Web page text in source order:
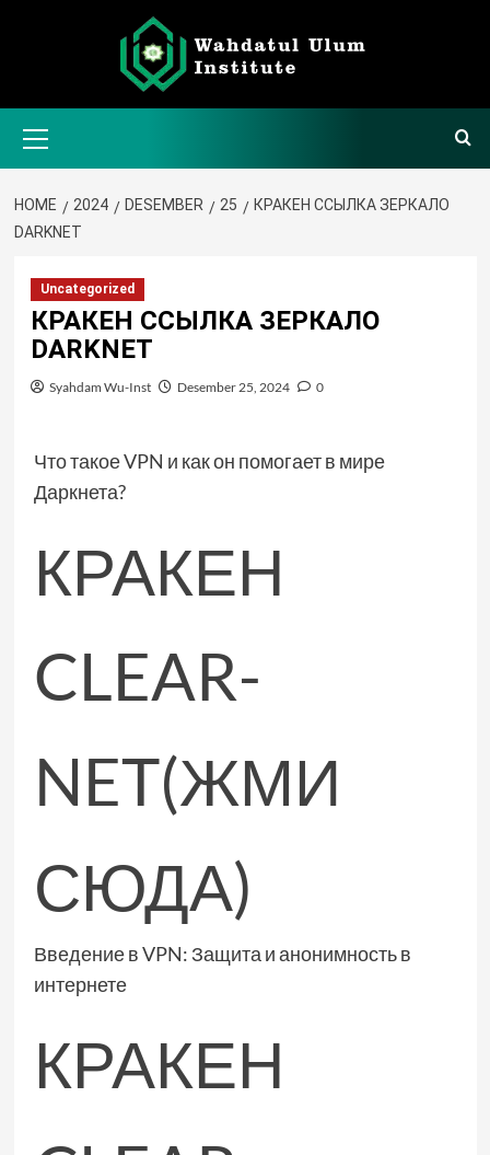
Menu
HOME 2024 DESEMBER 25
КРАКЕН ССЫЛКА ЗЕРКАЛО
DARKNET
Uncategorized
КРАКЕН ССЫЛКА ЗЕРКАЛО
DARKNET
Syahdam Wu-Inst Desember 25, 2024 0
Что такое VPN и как он помогает в мире
Даркнета?
КРАКЕН
CLEAR-
NET(ЖМИ
СЮДА)
Введение в VPN: Защита и анонимность в
интернете
КРАКЕН